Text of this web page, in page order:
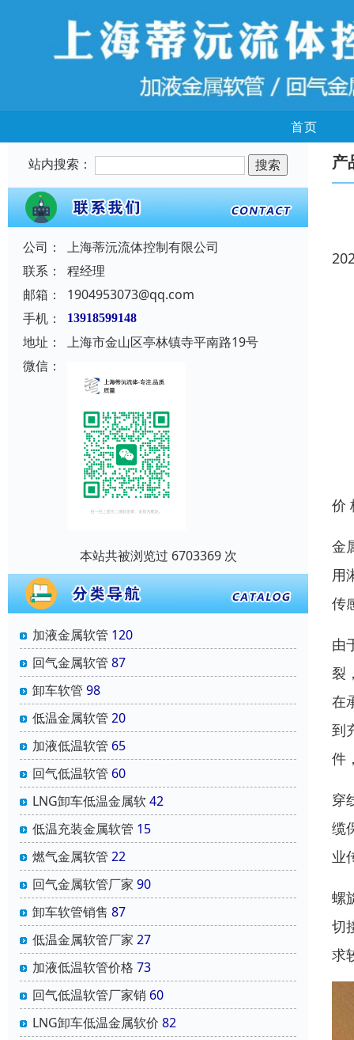
首页
站内搜索：
公司：
上海蒂沅流体控制有限公司
联系：
程经理
邮箱：
1904953073@qq.com
手机：
13918599148
地址：
上海市金山区亭林镇寺平南路19号
微信：
本站共被浏览过 6703369 次
加液金属软管 120
回气金属软管 87
卸车软管 98
低温金属软管 20
加液低温软管 65
回气低温软管 60
LNG卸车低温金属软42
低温充装金属软管 15
燃气金属软管 22
回气金属软管厂家 90
卸车软管销售 87
低温金属软管厂家 27
加液低温软管价格 73
回气低温软管厂家销 60
LNG卸车低温金属软价 82
产
价
金
用
传
由
裂
在
到
件
穿
缆
业
螺
切
求